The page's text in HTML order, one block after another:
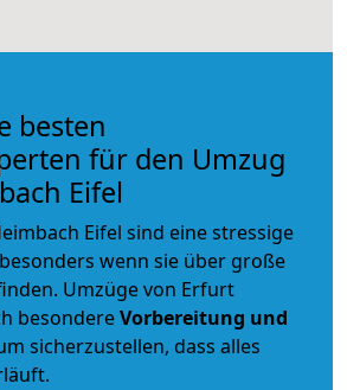
besten
für den Umzug
Eifel
Eifel sind eine stressige
wenn sie über große
Umzüge von Erfurt
besondereVorbereitung und
sicherzustellen, dass alles